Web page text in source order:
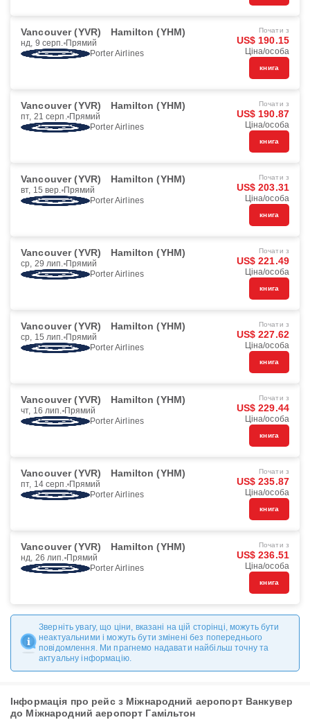
Vancouver (YVR) Hamilton (YHM)
нд, 9 серп. Прямий
Porter Airlines
Почати з
US$ 190.15
Ціна/особа
книга
Vancouver (YVR) Hamilton (YHM)
пт, 21 серп. Прямий
Porter Airlines
Почати з
US$ 190.87
Ціна/особа
книга
Vancouver (YVR) Hamilton (YHM)
вт, 15 вер. Прямий
Porter Airlines
Почати з
US$ 203.31
Ціна/особа
книга
Vancouver (YVR) Hamilton (YHM)
ср, 29 лип. Прямий
Porter Airlines
Почати з
US$ 221.49
Ціна/особа
книга
Vancouver (YVR) Hamilton (YHM)
ср, 15 лип. Прямий
Porter Airlines
Почати з
US$ 227.62
Ціна/особа
книга
Vancouver (YVR) Hamilton (YHM)
чт, 16 лип. Прямий
Porter Airlines
Почати з
US$ 229.44
Ціна/особа
книга
Vancouver (YVR) Hamilton (YHM)
пт, 14 серп. Прямий
Porter Airlines
Почати з
US$ 235.87
Ціна/особа
книга
Vancouver (YVR) Hamilton (YHM)
нд, 26 лип. Прямий
Porter Airlines
Почати з
US$ 236.51
Ціна/особа
книга
Зверніть увагу, що ціни, вказані на цій сторінці, можуть бути
неактуальними і можуть бути змінені без попереднього
повідомлення. Ми прагнемо надавати найбільш точну та
актуальну інформацію.
Інформація про рейс з Міжнародний аеропорт Ванкувер
до Міжнародний аеропорт Гамільтон